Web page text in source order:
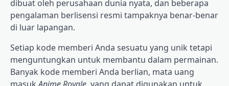
dibuat oleh perusahaan dunia nyata, dan beberapa
pengalaman berlisensi resmi tampaknya benar-benar
di luar lapangan.
Setiap kode memberi Anda sesuatu yang unik tetapi
menguntungkan untuk membantu dalam permainan.
Banyak kode memberi Anda berlian, mata uang